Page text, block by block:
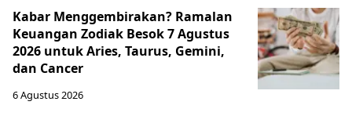
Kabar Menggembirakan? Ramalan
Keuangan Zodiak Besok 7 Agustus
2026 untuk Aries, Taurus, Gemini,
dan Cancer
6 Agustus 2026